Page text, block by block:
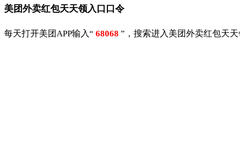
美团外卖红包天天领入口口令
每天打开美团APP输入“ 68068 ”，搜索进入美团外卖红包天